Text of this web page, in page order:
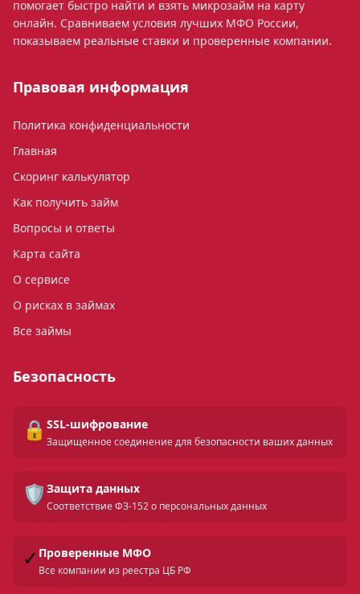
помогает быстро найти и взять микрозайм на карту
онлайн. Сравниваем условия лучших МФО России,
показываем реальные ставки и проверенные компании.
Правовая информация
Политика конфиденциальности
Главная
Скоринг калькулятор
Как получить займ
Вопросы и ответы
Карта сайта
О сервисе
О рисках в займах
Все займы
Безопасность
🔒 SSL-шифрование
Защищенное соединение для безопасности ваших данных
🛡️ Защита данных
Соответствие ФЗ-152 о персональных данных
✓ Проверенные МФО
Все компании из реестра ЦБ РФ